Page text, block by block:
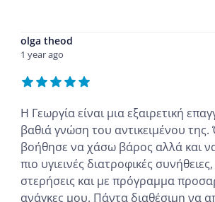
olga theod
1 year ago
Η Γεωργία είναι μια εξαιρετική
βαθιά γνώση του αντικειμένου
βοήθησε να χάσω βάρος αλλά και
πιο υγιεινές διατροφικές
στερήσεις και με πρόγραμμα
ανάγκες μου. Πάντα διαθέσιμη να